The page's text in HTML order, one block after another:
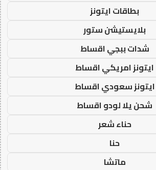
بطاقات ايتونز
بلايستيشن ستور
شدات ببجي اقساط
ايتونز امريكي اقساط
ايتونز سعودي اقساط
شحن يلا لودو اقساط
حناء شعر
حنا
ماتشا